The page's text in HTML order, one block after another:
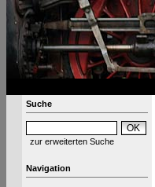
Suche
zur erweiterten Suche
Navigation